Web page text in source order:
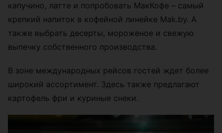
капучино, латте и попробовать МакКофе – самый
крепкий напиток в кофейной линейке Mak.by. А
также выбрать десерты, мороженое и свежую
выпечку собственного производства.
В зоне международных рейсов гостей ждет более
широкий ассортимент. Здесь также предлагают
картофель фри и куриные снеки.